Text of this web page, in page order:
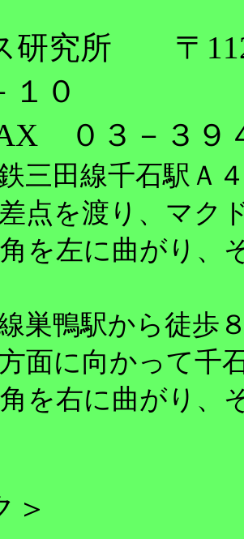
研究所 〒
１０
０３－３９
三田線千石駅Ａ
点を渡り、マク
を左に曲がり、
線巣鴨駅から徒
面に向かって千
を右に曲がり、
＞